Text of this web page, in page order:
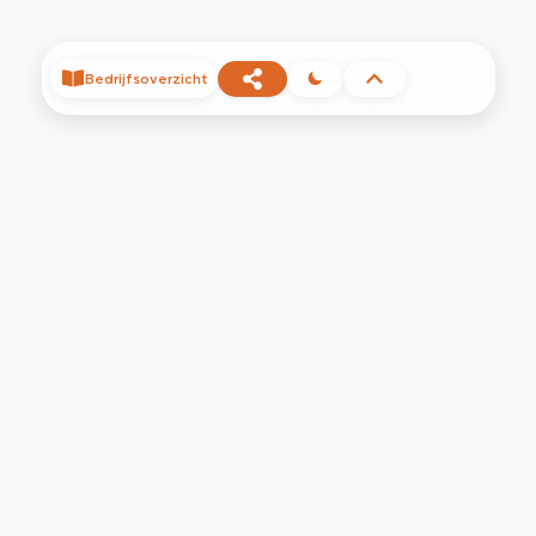
Bedrijfsoverzicht